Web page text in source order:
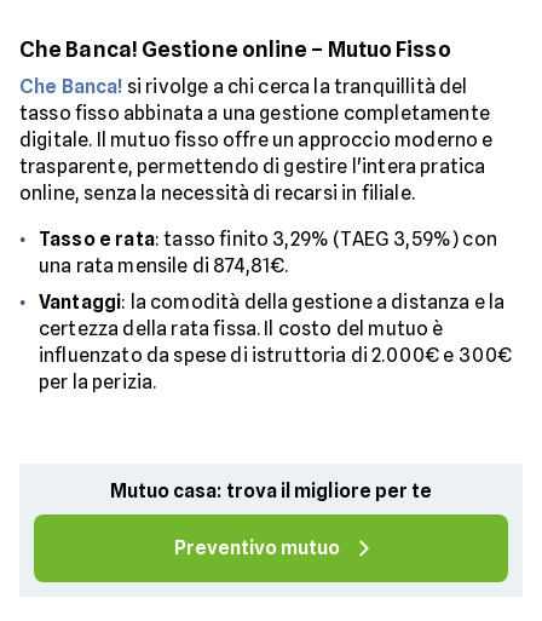
Che Banca! Gestione online – Mutuo Fisso
Che Banca! si rivolge a chi cerca la tranquillità del
tasso fisso abbinata a una gestione completamente
digitale. Il mutuo fisso offre un approccio moderno e
trasparente, permettendo di gestire l'intera pratica
online, senza la necessità di recarsi in filiale.
Tasso e rata: tasso finito 3,29% (TAEG 3,59%) con
una rata mensile di 874,81€.
Vantaggi: la comodità della gestione a distanza e la
certezza della rata fissa. Il costo del mutuo è
influenzato da spese di istruttoria di 2.000€ e 300€
per la perizia.
Mutuo casa: trova il migliore per te
Preventivo mutuo